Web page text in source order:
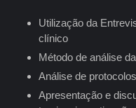
Utilização da
clínico
Método de análise
Análise de
Apresentação e